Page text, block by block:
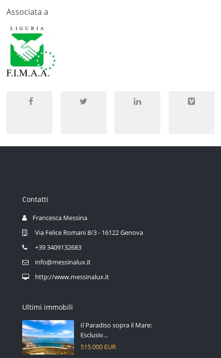
Associata a
Contatti
Francesca Messina
Via Felice Romani 8/3 - 16122 Genova
+39 3409132683
info@messinalux.it
http://www.messinalux.it
Ultimi immobili
Il Paradiso sopra il Mare:
Esclusiv...
515.000 EUR